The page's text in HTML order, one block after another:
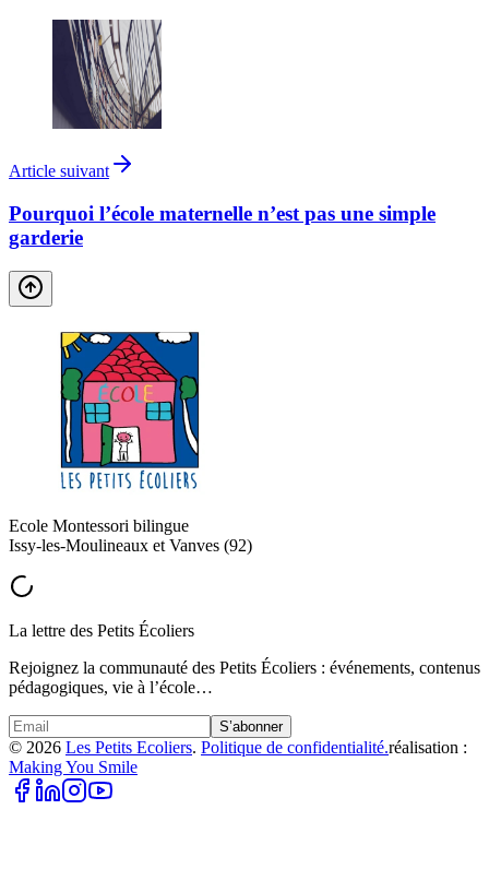
Article suivant
Pourquoi l’école maternelle n’est pas une simple
garderie
Ecole Montessori bilingue
Issy-les-Moulineaux et Vanves (92)
La lettre des Petits Écoliers
Rejoignez la communauté des Petits Écoliers : événements, contenus
pédagogiques, vie à l’école…
S’abonner
© 2026 Les Petits Ecoliers. Politique de confidentialité.réalisation :
Making You Smile